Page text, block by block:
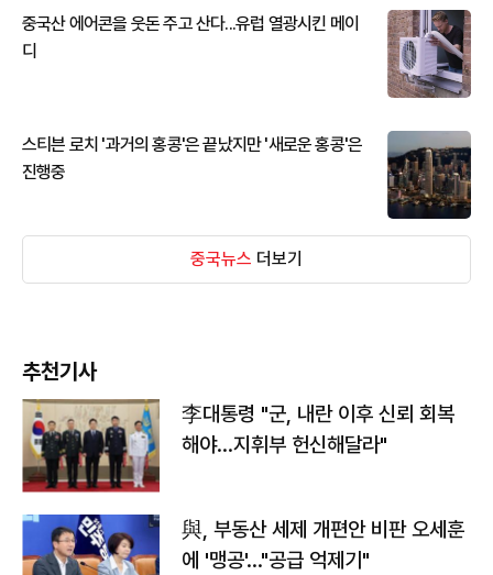
중국산 에어콘을 웃돈 주고 산다...유럽 열광시킨 메이
디
스티븐 로치 '과거의 홍콩'은 끝났지만 '새로운 홍콩'은
진행중
중국뉴스 더보기
추천기사
李대통령 "군, 내란 이후 신뢰 회복
해야…지휘부 헌신해달라"
與, 부동산 세제 개편안 비판 오세훈
에 '맹공'…"공급 억제기"